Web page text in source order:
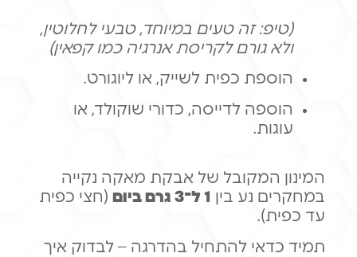
(טיפ: זה טעים במיוחד, טבעי לחלוטין,
ולא גורם לקריסת אנרגיה כמו קפאין)
הוספת כפית לשייק, או ליוגורט.
הוספה לדייסה, כדורי שוקולד, או
עוגות.
המינון המקובל של אבקת מאקה נקייה
במחקרים נע בין1 ל־3 גרם ביום
(חצי כפית
עד כפית).
תמיד כדאי להתחיל בהדרגה – לבדוק איך